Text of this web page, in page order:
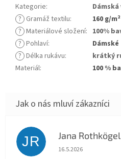
Kategorie:
? Gramáž textilu:
160 g/m²
? Materiálové složení: 100%
? Pohlaví:
Dámské
? Délka rukávu:
krátký
Materiál: 100 %
JR Jana Rothkögel
Hodnocení obchodu
16.5.2026